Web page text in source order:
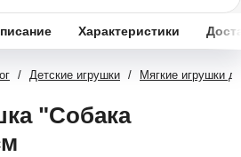
Характеристики
/ Детские игрушки / Мягкие игрушки
"Собака